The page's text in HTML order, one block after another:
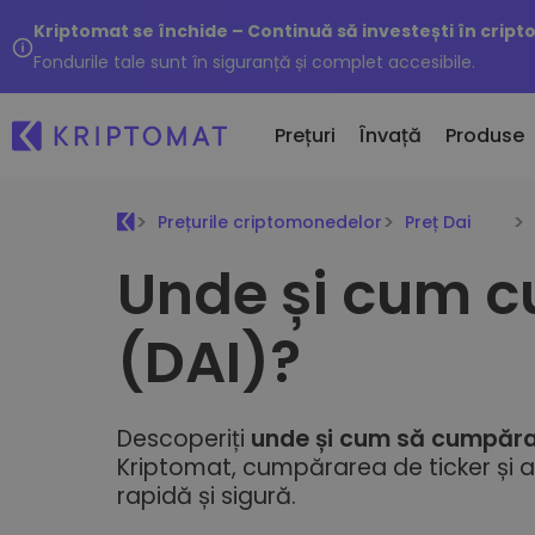
Kriptomat se închide – Continuă să investești în
Fondurile tale sunt în siguranță și complet accesibile.
Prețuri
Toate Prețurile
Peste 300 de criptomonede
Top Câștigători & Pierzători
Oportunități de investiții
Învață Produse
Cumpără și Vinde Cripto
Cumpără 300+ criptomonede
Schimbă Cripto
1000+ opțiuni de perechi
Calea deșteaptă pentru investiții
cripto
Portofel Kriptomat
Un portofel cripto sigur și simplu
Prețurile criptomonedelor Preț Dai
Unde și cum
(DAI)?
Descoperiți unde și cum să
Kriptomat, cumpărarea de ticker și
rapidă și sigură.